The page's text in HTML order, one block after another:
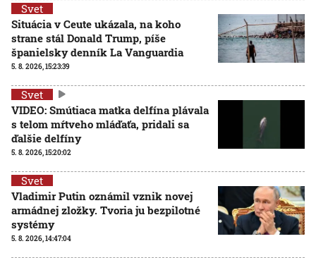
Svet
Situácia v Ceute ukázala, na koho
strane stál Donald Trump, píše
španielsky denník La Vanguardia
5. 8. 2026, 15:23:39
Svet
VIDEO: Smútiaca matka delfína plávala
s telom mŕtveho mláďaťa, pridali sa
ďalšie delfíny
5. 8. 2026, 15:20:02
Svet
Vladimir Putin oznámil vznik novej
armádnej zložky. Tvoria ju bezpilotné
systémy
5. 8. 2026, 14:47:04